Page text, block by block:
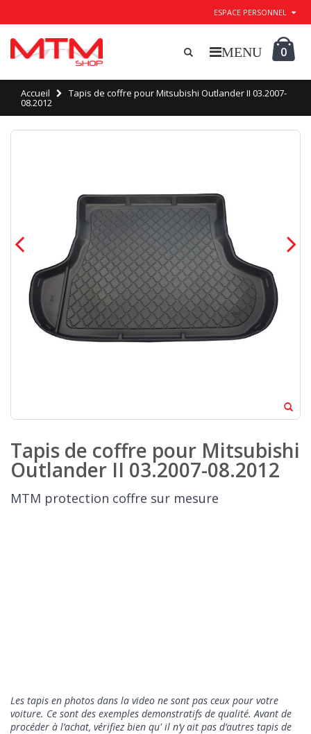
ESPACE PERSONNEL
0
Accueil Tapis de coffre pour Mitsubishi Outlander II 03.2007-
08.2012
Tapis de coffre pour Mitsubishi
Outlander II 03.2007-08.2012
MTM protection coffre sur mesure
Les tapis en photos dans la video ne sont pas ceux pour votre
voiture. Ce sont des exemples demonstratifs de qualité. Avant de
procéder à l’achat, vérifiez bien qu' il n’y ait pas d’autres tapis de